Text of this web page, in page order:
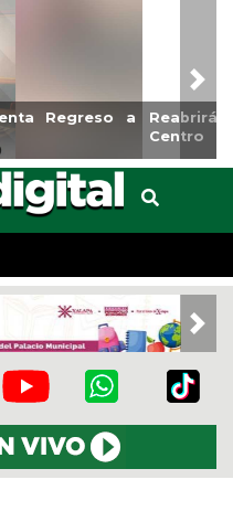
Semiolímpica Zona